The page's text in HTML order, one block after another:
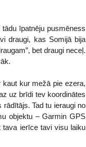
īpatnēju pusmēness
draugi, kas Somijā bija
bet draugi neceļ.
kur mežā pie ezera,
uz brīdi tev koordinātes
Tad tu ieraugi no
objektu – Garmin GPS
tava ierīce tavi visu laiku